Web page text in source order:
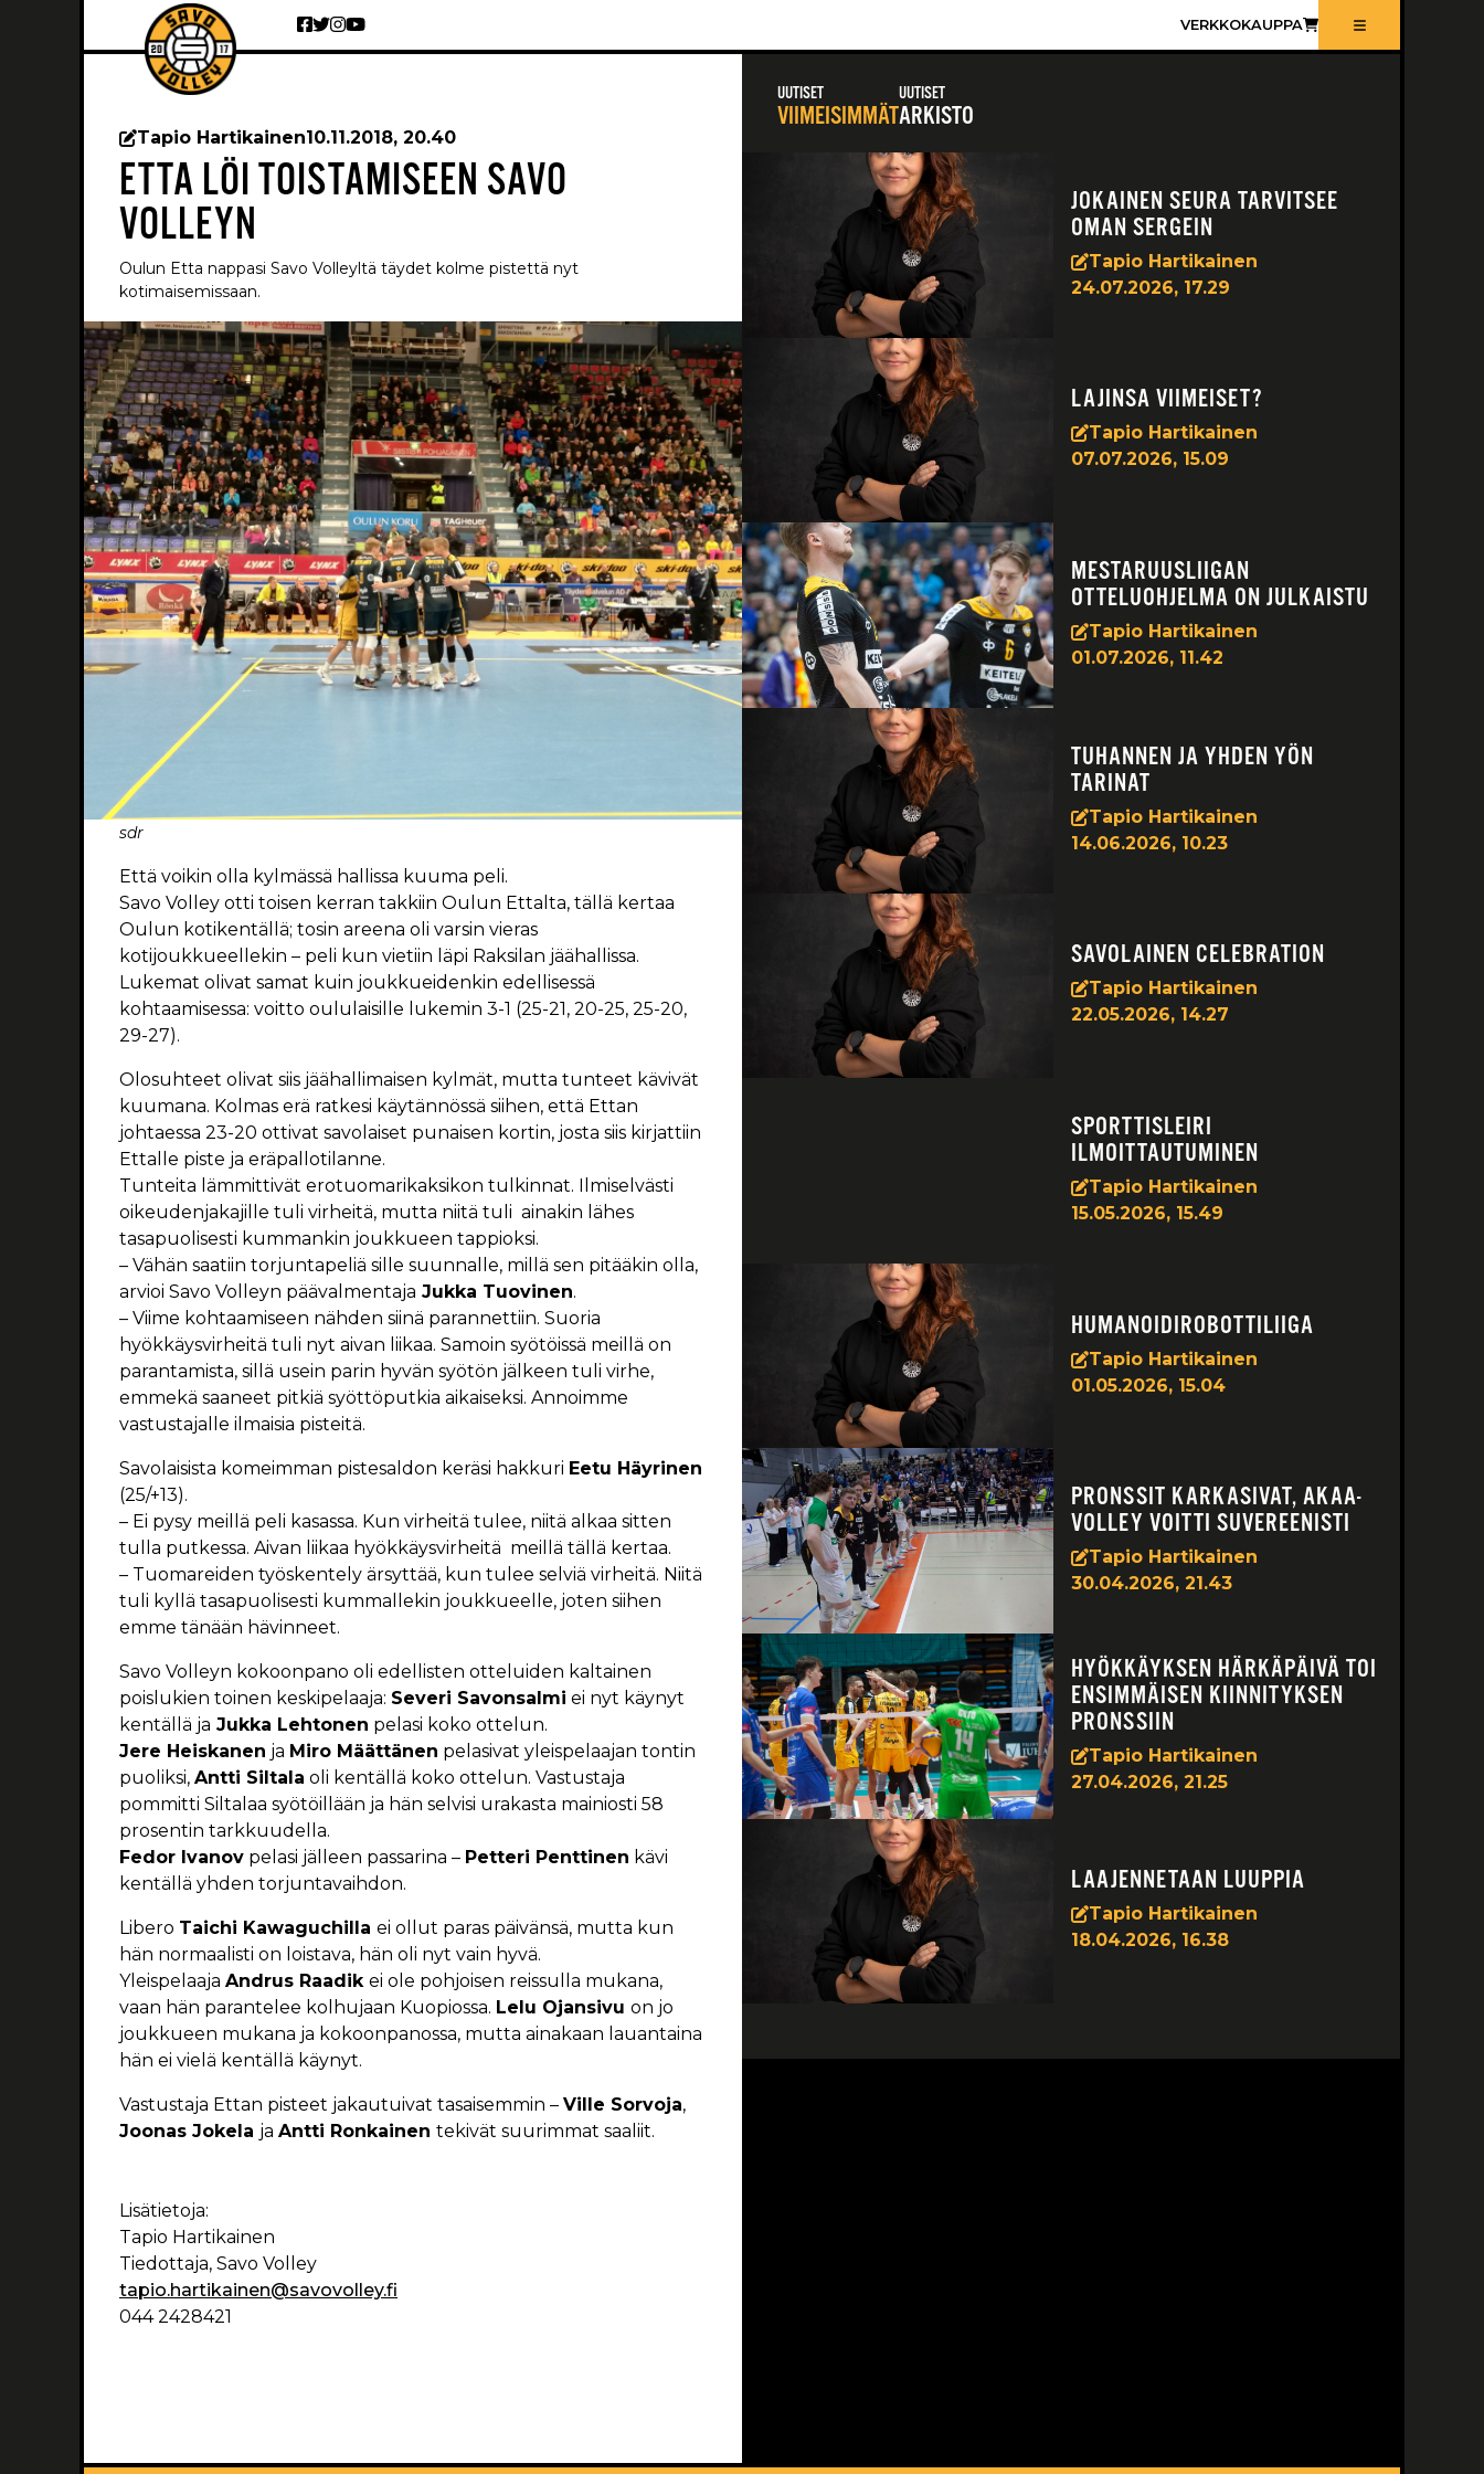
VERKKOKAUPPA
Tapio Hartikainen10.11.2018, 20.40
ETTA LÖI TOISTAMISEEN SAVO
VOLLEYN
Oulun Etta nappasi Savo Volleyltä täydet kolme pistettä nyt
kotimaisemissaan.
sdr
Että voikin olla kylmässä hallissa kuuma peli.
Savo Volley otti toisen kerran takkiin Oulun Ettalta, tällä kertaa
Oulun kotikentällä; tosin areena oli varsin vieras
kotijoukkueellekin – peli kun vietiin läpi Raksilan jäähallissa.
Lukemat olivat samat kuin joukkueidenkin edellisessä
kohtaamisessa: voitto oululaisille lukemin 3-1 (25-21, 20-25, 25-20,
29-27).
Olosuhteet olivat siis jäähallimaisen kylmät, mutta tunteet kävivät
kuumana. Kolmas erä ratkesi käytännössä siihen, että Ettan
johtaessa 23-20 ottivat savolaiset punaisen kortin, josta siis kirjattiin
Ettalle piste ja eräpallotilanne.
Tunteita lämmittivät erotuomarikaksikon tulkinnat. Ilmiselvästi
oikeudenjakajille tuli virheitä, mutta niitä tuli ainakin lähes
tasapuolisesti kummankin joukkueen tappioksi.
– Vähän saatiin torjuntapeliä sille suunnalle, millä sen pitääkin olla,
arvioi Savo Volleyn päävalmentaja Jukka Tuovinen.
– Viime kohtaamiseen nähden siinä parannettiin. Suoria
hyökkäysvirheitä tuli nyt aivan liikaa. Samoin syötöissä meillä on
parantamista, sillä usein parin hyvän syötön jälkeen tuli virhe,
emmekä saaneet pitkiä syöttöputkia aikaiseksi. Annoimme
vastustajalle ilmaisia pisteitä.
Savolaisista komeimman pistesaldon keräsi hakkuri Eetu Häyrinen
(25/+13).
– Ei pysy meillä peli kasassa. Kun virheitä tulee, niitä alkaa sitten
tulla putkessa. Aivan liikaa hyökkäysvirheitä meillä tällä kertaa.
– Tuomareiden työskentely ärsyttää, kun tulee selviä virheitä. Niitä
tuli kyllä tasapuolisesti kummallekin joukkueelle, joten siihen
emme tänään hävinneet.
Savo Volleyn kokoonpano oli edellisten otteluiden kaltainen
poislukien toinen keskipelaaja: Severi Savonsalmi ei nyt käynyt
kentällä ja Jukka Lehtonen pelasi koko ottelun.
Jere Heiskanen ja Miro Määttänen pelasivat yleispelaajan tontin
puoliksi, Antti Siltala oli kentällä koko ottelun. Vastustaja
pommitti Siltalaa syötöillään ja hän selvisi urakasta mainiosti 58
prosentin tarkkuudella.
Fedor Ivanov pelasi jälleen passarina – Petteri Penttinen kävi
kentällä yhden torjuntavaihdon.
Libero Taichi Kawaguchilla ei ollut paras päivänsä, mutta kun
hän normaalisti on loistava, hän oli nyt vain hyvä.
Yleispelaaja Andrus Raadik ei ole pohjoisen reissulla mukana,
vaan hän parantelee kolhujaan Kuopiossa. Lelu Ojansivu on jo
joukkueen mukana ja kokoonpanossa, mutta ainakaan lauantaina
hän ei vielä kentällä käynyt.
Vastustaja Ettan pisteet jakautuivat tasaisemmin – Ville Sorvoja,
Joonas Jokela ja Antti Ronkainen tekivät suurimmat saaliit.
Lisätietoja:
Tapio Hartikainen
Tiedottaja, Savo Volley
tapio.hartikainen@savovolley.fi
044 2428421
UUTISET
VIIMEISIMMÄT
UUTISET
ARKISTO
JOKAINEN SEURA TARVITSEE
OMAN SERGEIN
Tapio Hartikainen
24.07.2026, 17.29
LAJINSA VIIMEISET?
Tapio Hartikainen
07.07.2026, 15.09
MESTARUUSLIIGAN
OTTELUOHJELMA ON JULKAISTU
Tapio Hartikainen
01.07.2026, 11.42
TUHANNEN JA YHDEN YÖN
TARINAT
Tapio Hartikainen
14.06.2026, 10.23
SAVOLAINEN CELEBRATION
Tapio Hartikainen
22.05.2026, 14.27
SPORTTISLEIRI
ILMOITTAUTUMINEN
Tapio Hartikainen
15.05.2026, 15.49
HUMANOIDIROBOTTILIIGA
Tapio Hartikainen
01.05.2026, 15.04
PRONSSIT KARKASIVAT, AKAA-
VOLLEY VOITTI SUVEREENISTI
Tapio Hartikainen
30.04.2026, 21.43
HYÖKKÄYKSEN HÄRKÄPÄIVÄ TOI
ENSIMMÄISEN KIINNITYKSEN
PRONSSIIN
Tapio Hartikainen
27.04.2026, 21.25
LAAJENNETAAN LUUPPIA
Tapio Hartikainen
18.04.2026, 16.38